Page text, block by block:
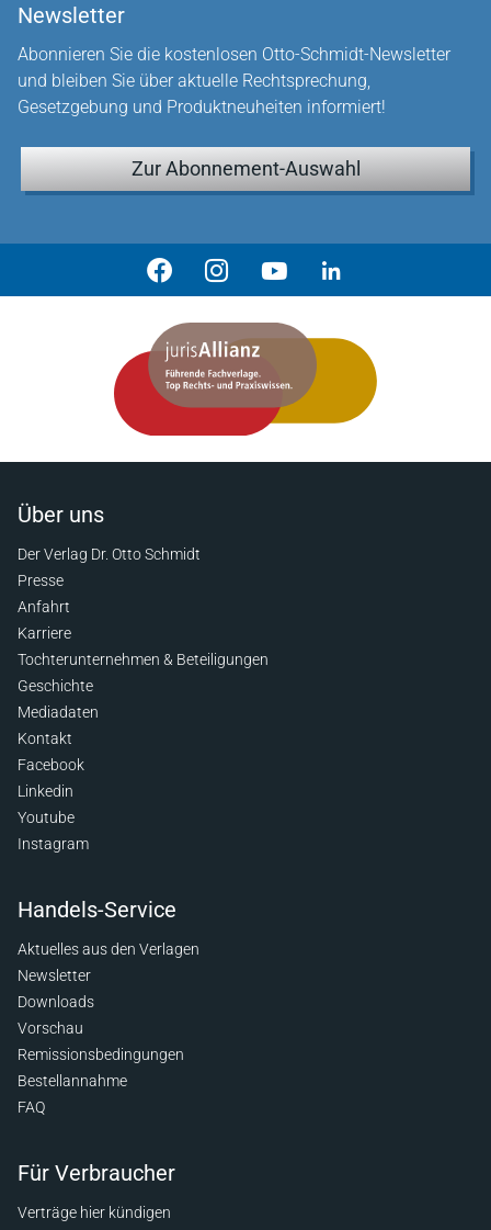
Newsletter
Abonnieren Sie die kostenlosen Otto-Schmidt-Newsletter
und bleiben Sie über aktuelle Rechtsprechung,
Gesetzgebung und Produktneuheiten informiert!
Zur Abonnement-Auswahl
Über uns
Der Verlag Dr. Otto Schmidt
Presse
Anfahrt
Karriere
Tochterunternehmen & Beteiligungen
Geschichte
Mediadaten
Kontakt
Facebook
Linkedin
Youtube
Instagram
Handels-Service
Aktuelles aus den Verlagen
Newsletter
Downloads
Vorschau
Remissionsbedingungen
Bestellannahme
FAQ
Für Verbraucher
Verträge hier kündigen